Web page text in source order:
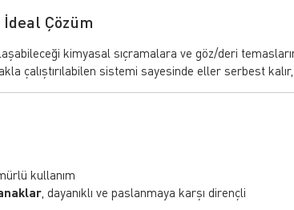
Çözüm
kimyasal sıçramalara ve göz/deri
çalıştırılabilen sistemi sayesinde eller serbest kalır,
kullanım
, dayanıklı ve paslanmaya karşı dirençli